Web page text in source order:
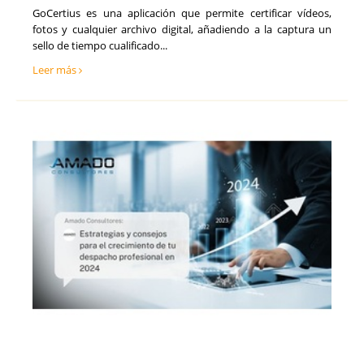
GoCertius es una aplicación que permite certificar vídeos,
fotos y cualquier archivo digital, añadiendo a la captura un
sello de tiempo cualificado...
Leer más